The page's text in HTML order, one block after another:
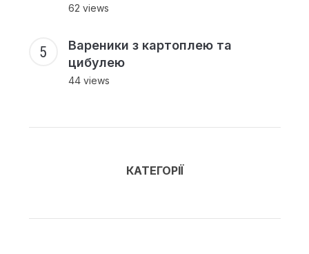
62 views
Вареники з картоплею та
цибулею
44 views
КАТЕГОРІЇ